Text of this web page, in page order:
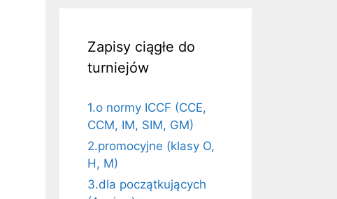
Zapisy ciągłe do
turniejów
1.o normy ICCF (CCE,
CCM, IM, SIM, GM)
2.promocyjne (klasy O,
H, M)
3.dla początkujących